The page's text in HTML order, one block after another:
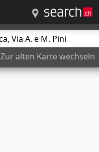
Zur alten Karte wechseln